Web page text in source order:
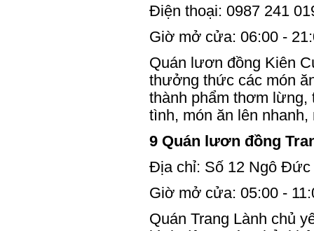
Điện thoại: 0987 241
Giờ mở cửa: 06:00 -
Quán lươn đồng Kiên
thưởng thức các món
thành phẩm thơm lừng,
tình, món ăn lên
9 Quán lươn đồng
Địa chỉ: Số 12 Ngô Đức
Giờ mở cửa: 05:00 -
Quán Trang Lành chủ